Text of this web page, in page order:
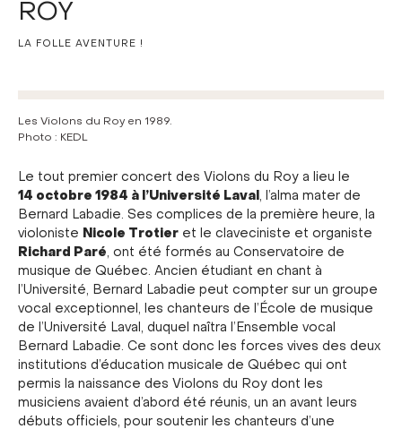
ROY
LA FOLLE AVENTURE !
Les Violons du Roy en 1989.
Photo : KEDL
Le tout premier concert des Violons du Roy a lieu le
14 octobre 1984 à l’Université Laval , l’alma mater de
Bernard Labadie. Ses complices de la première heure, la
violoniste
Nicole Trotieret le claveciniste et organiste
Richard Paré, ont été formés au Conservatoire de
musique de Québec. Ancien étudiant en chant à
l’Université, Bernard Labadie peut compter sur un groupe
vocal exceptionnel, les chanteurs de l’École de musique
de l’Université Laval, duquel naîtra l’Ensemble vocal
Bernard Labadie. Ce sont donc les forces vives des deux
institutions d’éducation musicale de Québec qui ont
permis la naissance des Violons du Roy dont les
musiciens avaient d’abord été réunis, un an avant leurs
débuts officiels, pour soutenir les chanteurs d’une